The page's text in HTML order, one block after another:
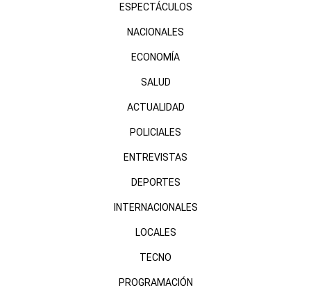
ESPECTÁCULOS
NACIONALES
ECONOMÍA
SALUD
ACTUALIDAD
POLICIALES
ENTREVISTAS
DEPORTES
INTERNACIONALES
LOCALES
TECNO
PROGRAMACIÓN